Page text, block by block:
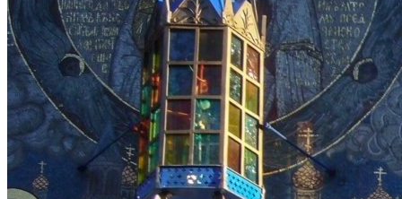
ИСТОРИЯ СОБОРА
ИСТОРИЯ ФЕОДОРОВСКОГО ГОСУДАРЕВА
СОБОРА
ПОЛОЖЕНИЕ И ВНУТРЕННИЙ
РАСПОРЯДОК СОБОРА
БИОГРАФИЧЕСКИЕ ДАННЫЕ